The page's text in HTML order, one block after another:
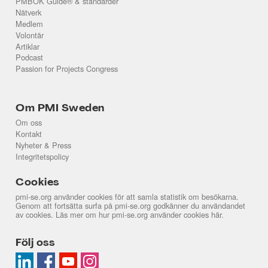
Nätverk
Medlem
Volontär
Artiklar
Podcast
Passion for Projects Congress
Om PMI Sweden
Om oss
Kontakt
Nyheter & Press
Integritetspolicy
Cookies
pmi-se.org använder cookies för att samla statistik om besökarna.
Genom att fortsätta surfa på pmi-se.org godkänner du användandet
av cookies. Läs mer om hur pmi-se.org använder cookies här.
Följ oss